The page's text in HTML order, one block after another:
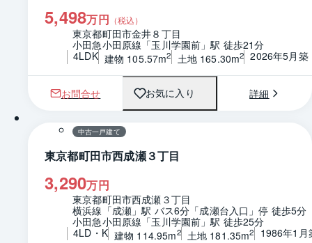
5,498万円 （税込）
東京都町田市金井８丁目
小田急小田原線「玉川学園前」駅 徒歩21分
4LDK 建物 105.57m2 土地 165.30m2 2026年5月築
お問合せ お気に入り 詳細
1 / 0 間取り
中古一戸建て
東京都町田市西成瀬３丁目
3,290万円
東京都町田市西成瀬３丁目
横浜線「成瀬」駅 バス6分「成瀬台入口」停 徒歩5分
小田急小田原線「玉川学園前」駅 徒歩25分
4LD・K 建物 114.95m2 土地 181.35m2 1986年1月